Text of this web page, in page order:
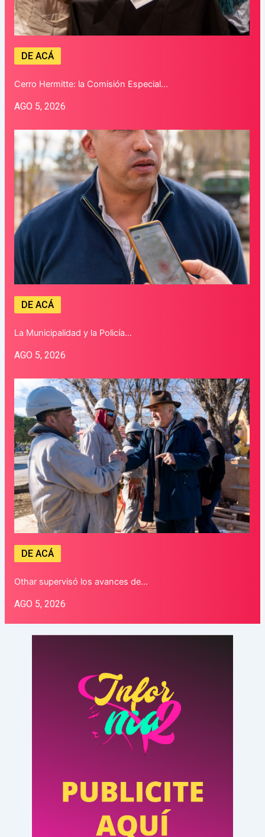
DE ACÁ
Cerro Hermitte: la Comisión Especial…
AGO 5, 2026
DE ACÁ
La Municipalidad y la Policía…
AGO 5, 2026
DE ACÁ
Othar supervisó los avances de…
AGO 5, 2026